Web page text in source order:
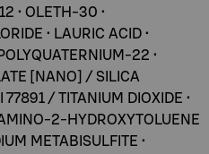
• OLETH-30 •
• LAURIC ACID •
22 •
[NANO] / SILICA
77891 / TITANIUM DIOXIDE •
2-HYDROXYTOLUENE
METABISULFITE •